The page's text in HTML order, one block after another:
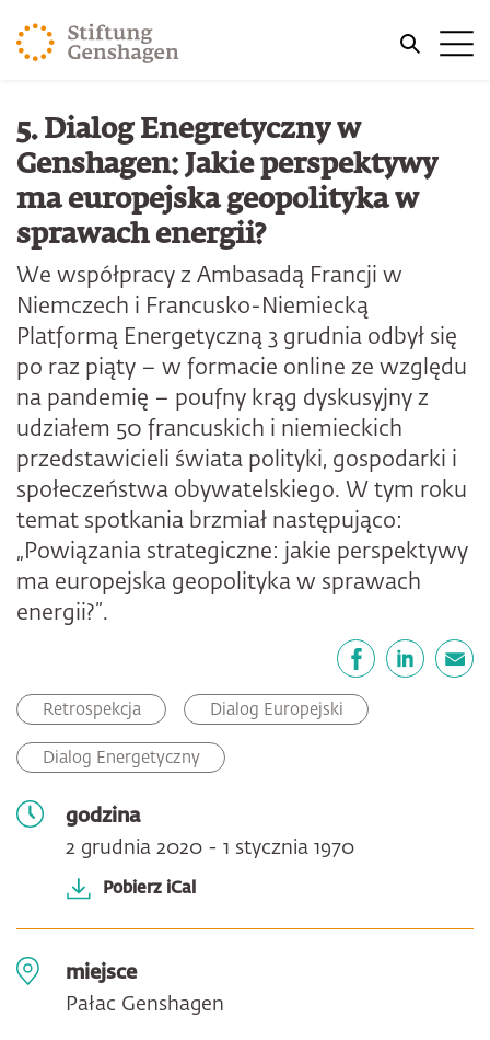
PRZJDŹ DO TREŚCI GŁÓWNEJ
PRZEJDŹ DO WYSZUKIWARKI
5. Dialog Enegretyczny w
Genshagen: Jakie perspektywy
ma europejska geopolityka w
sprawach energii?
We współpracy z Ambasadą Francji w
Niemczech i Francusko-Niemiecką
Platformą Energetyczną 3 grudnia odbył się
po raz piąty – w formacie online ze względu
na pandemię – poufny krąg dyskusyjny z
udziałem 50 francuskich i niemieckich
przedstawicieli świata polityki, gospodarki i
społeczeństwa obywatelskiego. W tym roku
temat spotkania brzmiał następująco:
„Powiązania strategiczne: jakie perspektywy
ma europejska geopolityka w sprawach
energii?”.
Retrospekcja Dialog Europejski
Dialog Energetyczny
godzina
2 grudnia 2020 - 1 stycznia 1970
Pobierz iCal
miejsce
Pałac Genshagen